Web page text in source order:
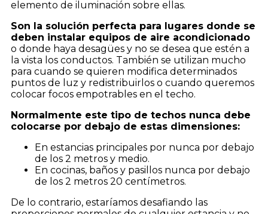
elemento de iluminación sobre ellas.
Son la solución perfecta para lugares donde se
deben instalar equipos de aire acondicionado
o donde haya desagües y no se desea que estén a
la vista los conductos. También se utilizan mucho
para cuando se quieren modifica determinados
puntos de luz y redistribuirlos o cuando queremos
colocar focos empotrables en el techo.
Normalmente este tipo de techos nunca debe
colocarse por debajo de estas dimensiones:
En estancias principales por nunca por debajo
de los 2 metros y medio.
En cocinas, baños y pasillos nunca por debajo
de los 2 metros 20 centímetros.
De lo contrario, estaríamos desafiando las